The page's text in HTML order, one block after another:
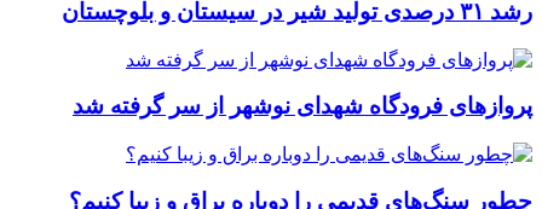
رشد ۳۱ درصدی تولید شیر در سیستان و بلوچستان
پروازهای فرودگاه شهدای نوشهر از سر گرفته شد
چطور سنگ‌های قدیمی را دوباره براق و زیبا کنیم؟